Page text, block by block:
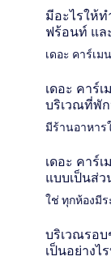
มีอะไรให้ท
ฟร้อนท์ แล
เดอะ คาร์เ
เดอะ คาร์
บริเวณที่พัก
มีร้านอาหาร
เดอะ คาร์
แบบเป็นส่
ใช่ ทุกห้องมีร
บริเวณรอบ
เป็นอย่างไ